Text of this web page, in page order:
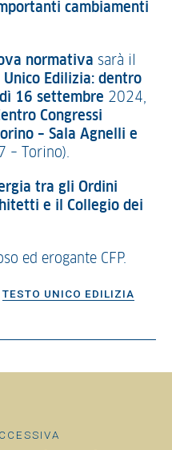
cambiamenti
normativa sarà il
Unico Edilizia: dentro
16 settembre 2024,
Congressi
– Sala Agnelli e
– Torino).
tra gli Ordini
e il Collegio dei
ed erogante CFP.
TESTO UNICO EDILIZIA